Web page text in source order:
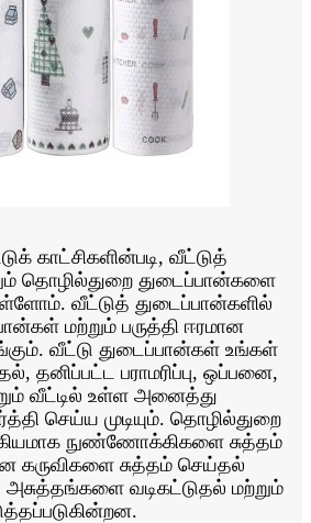
காட்சிகளின்படி, வீட்டுத்
தொழில்துறை துடைப்பான்களை
வீட்டுத் துடைப்பான்களில்
மற்றும் பருத்தி ஈரமான
வீட்டு துடைப்பான்கள் உங்கள்
தனிப்பட்ட பராமரிப்பு, ஒப்பனை,
வீட்டில் உள்ள அனைத்து
செய்ய முடியும். தொழில்துறை
நுண்ணோக்கிகளை சுத்தம்
கருவிகளை சுத்தம் செய்தல்
அசுத்தங்களை வடிகட்டுதல் மற்றும்